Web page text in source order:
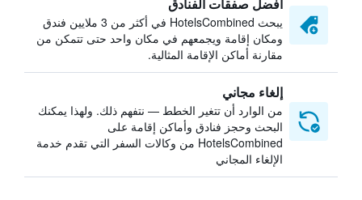
يبحث HotelsCombined في أكثر من 3 ملايين فندق
ومكان إقامة ويجمعهم في مكان واحد حتى تتمكن من
مقارنة أماكن الإقامة المثالية.
إلغاء مجاني
من الوارد أن تتغير الخطط — نتفهم ذلك. ولهذا يمكنك
البحث وحجز فنادق وأماكن إقامة على
HotelsCombined من وكالات السفر التي تقدم خدمة
الإلغاء المجاني